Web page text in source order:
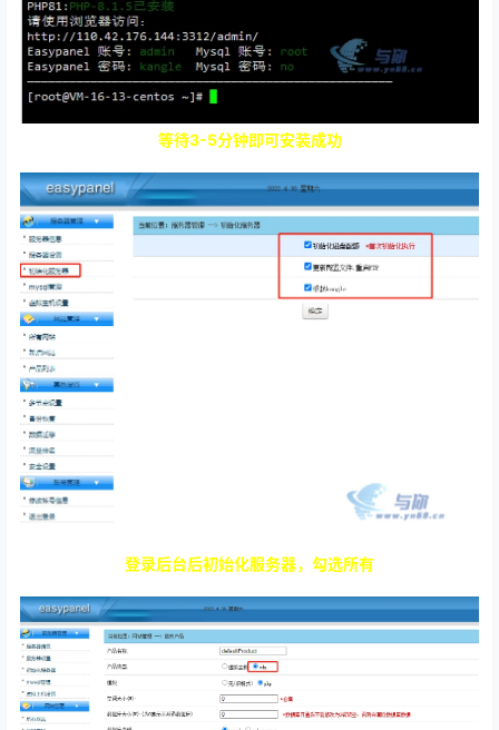
等待3-5分钟即可安装成功
登录后台后初始化服务器，勾选所有